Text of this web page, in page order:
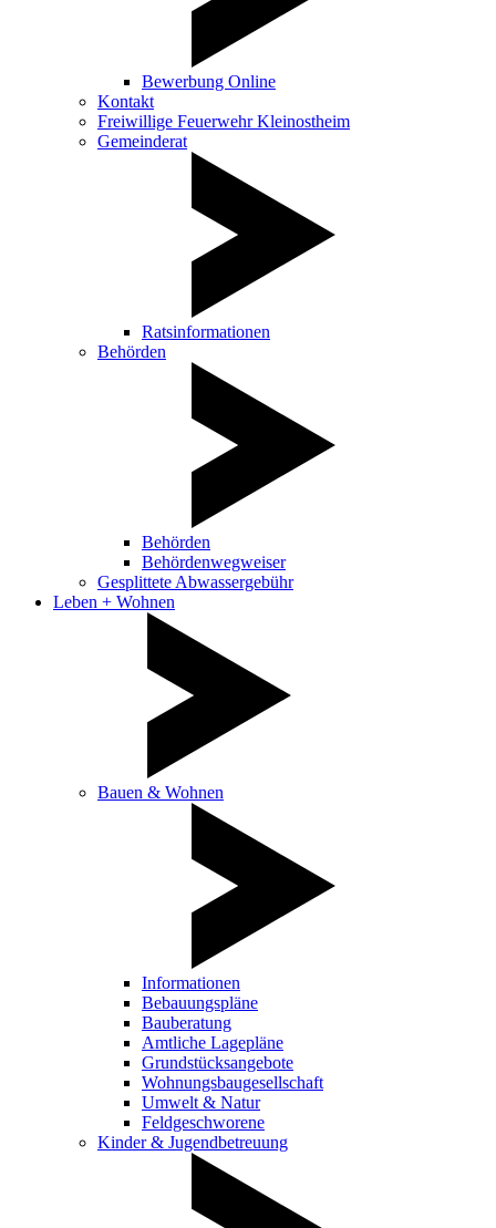
Bewerbung Online
Kontakt
Freiwillige Feuerwehr Kleinostheim
Gemeinderat
Ratsinformationen
Behörden
Behörden
Behördenwegweiser
Gesplittete Abwassergebühr
Leben + Wohnen
Bauen & Wohnen
Informationen
Bebauungspläne
Bauberatung
Amtliche Lagepläne
Grundstücksangebote
Wohnungsbaugesellschaft
Umwelt & Natur
Feldgeschworene
Kinder & Jugendbetreuung